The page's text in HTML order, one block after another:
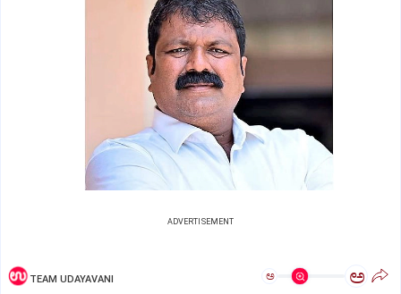
ADVERTISEMENT
TEAM UDAYAVANI ಅ ಅ